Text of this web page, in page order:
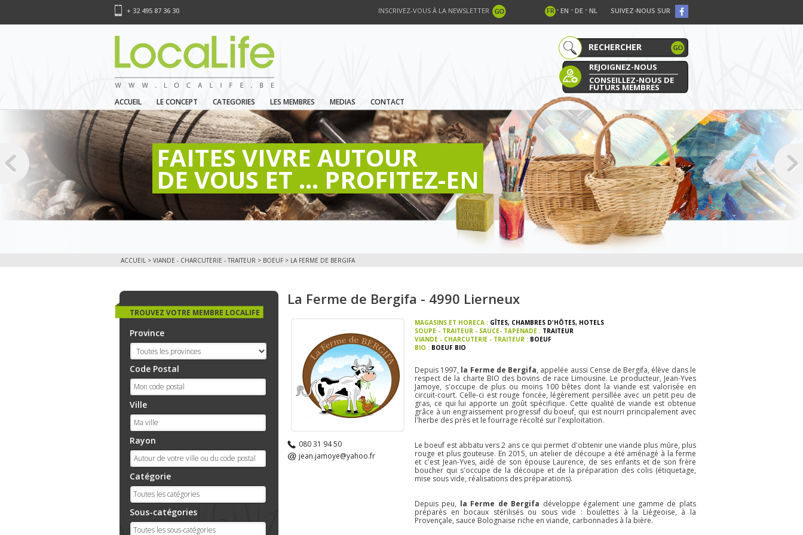
+ 32 495 87 36 30 SUIVEZ-NOUS SUR
FR - EN - DE - NL
INSCRIVEZ-VOUS À LA NEWSLETTER
REJOIGNEZ-NOUS
CONSEILLEZ-NOUS DE
FUTURS MEMBRES
ACCUEIL LE CONCEPT CATEGORIES LES MEMBRES MEDIAS CONTACT
FAITES VIVRE AUTOUR
DE VOUS ET ... PROFITEZ-EN
ACCUEIL > VIANDE - CHARCUTERIE - TRAITEUR > BOEUF > LA FERME DE BERGIFA
TROUVEZ VOTRE MEMBRE LOCALIFE
Province
Code Postal
Ville
Rayon
Catégorie
Sous-catégories
La Ferme de Bergifa - 4990 Lierneux
080 31 94 50
jean.jamoye@yahoo.fr
MAGASINS ET HORECA : GÎTES, CHAMBRES D'HÔTES, HOTELS
SOUPE - TRAITEUR - SAUCE- TAPENADE : TRAITEUR
VIANDE - CHARCUTERIE - TRAITEUR : BOEUF
BIO : BOEUF BIO
Depuis 1997, la Ferme de Bergifa, appelée aussi Cense de Bergifa, élève dans le
respect de la charte BIO des bovins de race Limousine. Le producteur, Jean-Yves
Jamoye, s'occupe de plus ou moins 100 bêtes dont la viande est valorisée en
circuit-court. Celle-ci est rouge foncée, légèrement persillée avec un petit peu de
gras, ce qui lui apporte un goût spécifique. Cette qualité de viande est obtenue
grâce à un engraissement progressif du boeuf, qui est nourri principalement avec
l'herbe des près et le fourrage récolté sur l'exploitation.
Le boeuf est abbatu vers 2 ans ce qui permet d'obtenir une viande plus mûre, plus
rouge et plus gouteuse. En 2015, un atelier de découpe a été aménagé à la ferme
et c'est Jean-Yves, aidé de son épouse Laurence, de ses enfants et de son frère
boucher qui s'occupe de la découpe et de la préparation des colis (étiquetage,
mise sous vide, réalisations des préparations).
Depuis peu, la Ferme de Bergifa développe également une gamme de plats
préparés en bocaux stérilisés ou sous vide : boulettes à la Liégeoise, à la
Provençale, sauce Bolognaise riche en viande, carbonnades à la bière.